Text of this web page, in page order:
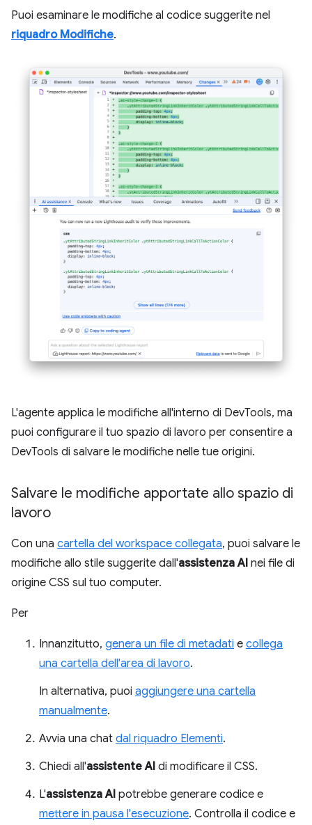
Puoi esaminare le modifiche al codice suggerite nel
riquadro Modifiche.
L'agente applica le modifiche all'interno di DevTools, ma
puoi configurare il tuo spazio di lavoro per consentire a
DevTools di salvare le modifiche nelle tue origini.
Salvare le modifiche apportate allo spazio di
lavoro
Con una cartella del workspace collegata, puoi salvare le
modifiche allo stile suggerite dall'assistenza AI nei file di
origine CSS sul tuo computer.
Per
Innanzitutto, genera un file di metadati e collega
una cartella dell'area di lavoro.
In alternativa, puoi aggiungere una cartella
manualmente.
Avvia una chat dal riquadro Elementi.
Chiedi all'assistente AI di modificare il CSS.
L'assistenza AI potrebbe generare codice e
mettere in pausa l'esecuzione. Controlla il codice e